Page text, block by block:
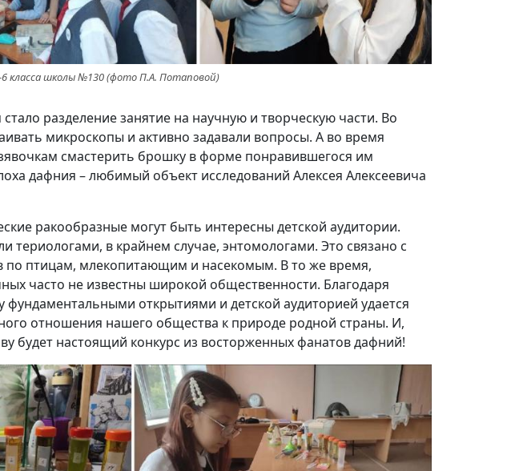
класса школы №130 (фото П.А. Потаповой)
разделение занятие на научную и творческую части. Во
микроскопы и активно задавали вопросы. А во время
смастерить брошку в форме понравившегося им
дафния – любимый объект исследований Алексея Алексеевича
ракообразные могут быть интересны детской аудитории.
в крайнем случае, энтомологами. Это связано с
по птицам, млекопитающим и насекомым. В то же время,
часто не известны широкой общественности. Благодаря
открытиями и детской аудиторией удается
отношения нашего общества к природе родной страны. И,
будет настоящий конкурс из восторженных фанатов дафний!